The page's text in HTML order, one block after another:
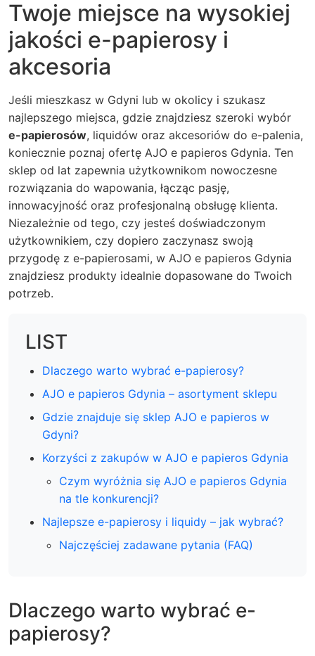
Twoje miejsce na wysokiej
jakości e-papierosy i
akcesoria
Jeśli mieszkasz w Gdyni lub w okolicy i szukasz
najlepszego miejsca, gdzie znajdziesz szeroki wybór
e-papierosów, liquidów oraz akcesoriów do e-palenia,
koniecznie poznaj ofertę AJO e papieros Gdynia. Ten
sklep od lat zapewnia użytkownikom nowoczesne
rozwiązania do wapowania, łącząc pasję,
innowacyjność oraz profesjonalną obsługę klienta.
Niezależnie od tego, czy jesteś doświadczonym
użytkownikiem, czy dopiero zaczynasz swoją
przygodę z e-papierosami, w AJO e papieros Gdynia
znajdziesz produkty idealnie dopasowane do Twoich
potrzeb.
LIST
Dlaczego warto wybrać e-papierosy?
AJO e papieros Gdynia – asortyment sklepu
Gdzie znajduje się sklep AJO e papieros w
Gdyni?
Korzyści z zakupów w AJO e papieros Gdynia
Czym wyróżnia się AJO e papieros Gdynia
na tle konkurencji?
Najlepsze e-papierosy i liquidy – jak wybrać?
Najczęściej zadawane pytania (FAQ)
Dlaczego warto wybrać e-
papierosy?